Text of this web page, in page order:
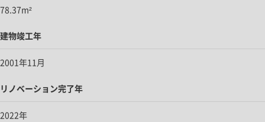
78.37m²
建物竣工年
2001年11月
リノベーション完了年
2022年